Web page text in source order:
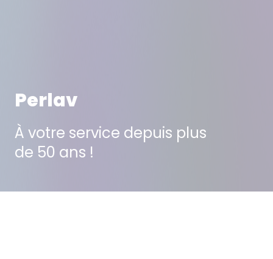
Perlav
À votre service depuis plus
de 50 ans !